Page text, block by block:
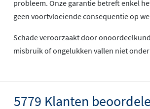
probleem. Onze garantie betreft enkel
geen voortvloeiende consequentie op
Schade veroorzaakt door
misbruik of ongelukken vallen niet
5779 Klanten